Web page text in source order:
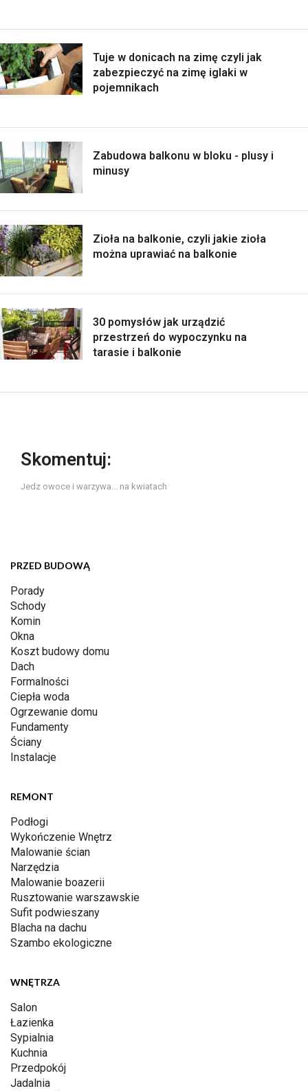
Tuje w donicach na zimę czyli jak
zabezpieczyć na zimę iglaki w
pojemnikach
Zabudowa balkonu w bloku - plusy i
minusy
Zioła na balkonie, czyli jakie zioła
można uprawiać na balkonie
30 pomysłów jak urządzić
przestrzeń do wypoczynku na
tarasie i balkonie
Skomentuj:
Jedz owoce i warzywa... na kwiatach
PRZED BUDOWĄ
Porady
Schody
Komin
Okna
Koszt budowy domu
Dach
Formalności
Ciepła woda
Ogrzewanie domu
Fundamenty
Ściany
Instalacje
REMONT
Podłogi
Wykończenie Wnętrz
Malowanie ścian
Narzędzia
Malowanie boazerii
Rusztowanie warszawskie
Sufit podwieszany
Blacha na dachu
Szambo ekologiczne
WNĘTRZA
Salon
Łazienka
Sypialnia
Kuchnia
Przedpokój
Jadalnia